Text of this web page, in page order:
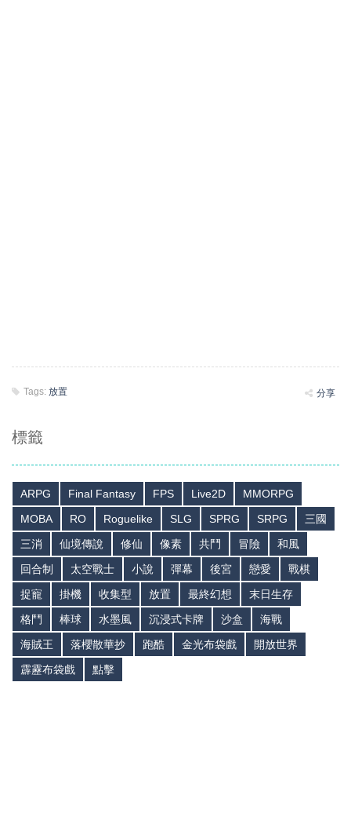
Tags: 放置 分享
標籤
ARPG Final Fantasy FPS Live2D
MMORPG
MOBA
RO Roguelike SLG SPRG SRPG
三國
三消
仙境傳說 修仙 像素 共鬥 冒險
和風
回合制
太空戰士 小說 彈幕 後宮 戀愛
戰棋
捉寵
掛機 收集型 放置 最終幻想
末日生存
格鬥
棒球 水墨風 沉浸式卡牌 沙盒
海戰
海賊王
落櫻散華抄 跑酷 金光布袋戲
開放世界
霹靂布袋戲
點擊